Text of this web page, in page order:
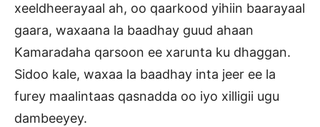
xeeldheerayaal ah, oo qaarkood yihiin baarayaal
gaara, waxaana la baadhay guud ahaan
Kamaradaha qarsoon ee xarunta ku dhaggan.
Sidoo kale, waxaa la baadhay inta jeer ee la
furey maalintaas qasnadda oo iyo xilligii ugu
dambeeyey.